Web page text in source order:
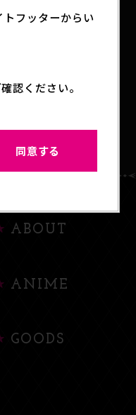
ABOUT
ANIME
GOODS
フッターからい
認ください。
同意する